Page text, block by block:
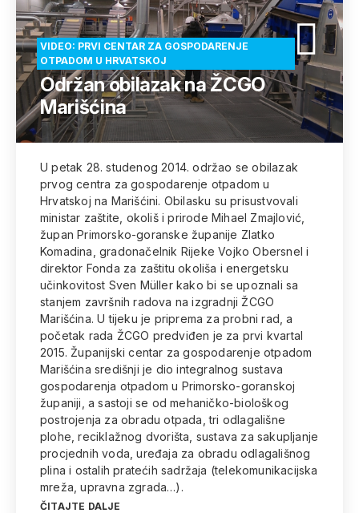
VIDEO: PRVI CENTAR ZA GOSPODARENJE
OTPADOM U HRVATSKOJ
Održan obilazak na ŽCGO
Marišćina
U petak 28. studenog 2014. održao se obilazak
prvog centra za gospodarenje otpadom u
Hrvatskoj na Marišćini. Obilasku su prisustvovali
ministar zaštite, okoliš i prirode Mihael Zmajlović,
župan Primorsko-goranske županije Zlatko
Komadina, gradonačelnik Rijeke Vojko Obersnel i
direktor Fonda za zaštitu okoliša i energetsku
učinkovitost Sven Müller kako bi se upoznali sa
stanjem završnih radova na izgradnji ŽCGO
Marišćina. U tijeku je priprema za probni rad, a
početak rada ŽCGO predviđen je za prvi kvartal
2015. Županijski centar za gospodarenje otpadom
Marišćina središnji je dio integralnog sustava
gospodarenja otpadom u Primorsko-goranskoj
županiji, a sastoji se od mehaničko-biološkog
postrojenja za obradu otpada, tri odlagališne
plohe, reciklažnog dvorišta, sustava za sakupljanje
procjednih voda, uređaja za obradu odlagališnog
plina i ostalih pratećih sadržaja (telekomunikacijska
mreža, upravna zgrada…).
ČITAJTE DALJE